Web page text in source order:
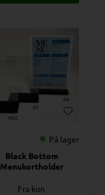
På lager
Black Bottom
Menukortholder
Fra kun